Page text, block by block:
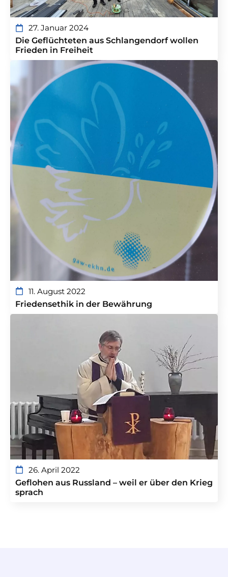
27. Januar 2024
Die Geflüchteten aus Schlangendorf wollen
Frieden in Freiheit
11. August 2022
Friedensethik in der Bewährung
26. April 2022
Geflohen aus Russland – weil er über den Krieg
sprach